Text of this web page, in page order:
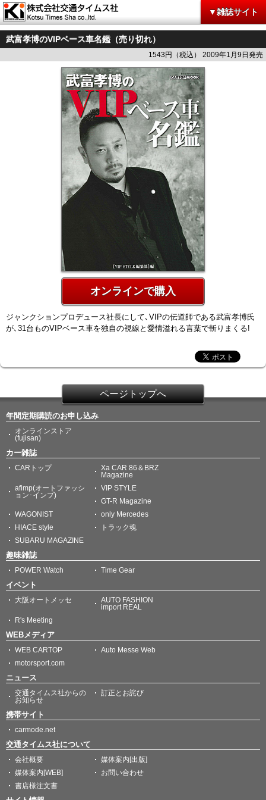
▼雑誌サイト
武富孝博のVIPベース車名鑑（売り切れ）
1543円（税込） 2009年1月9日発売
オンラインで購入
ジャンクションプロデュース社長にして､VIPの伝道師である武富孝博氏
が､31台ものVIPベース車を独自の視線と愛情溢れる言葉で斬りまくる!
ページトップへ
年間定期購読のお申し込み
オンラインストア
(fujisan)
カー雑誌
CARトップ
Xa CAR 86＆BRZ
Magazine
afimp(オートファッシ
ョン･インプ)
VIP STYLE
GT-R Magazine
WAGONIST
only Mercedes
HIACE style
トラック魂
SUBARU MAGAZINE
趣味雑誌
POWER Watch Time Gear
イベント
大阪オートメッセ
AUTO FASHION
import REAL
R's Meeting
WEBメディア
WEB CARTOP
Auto Messe Web
motorsport.com
ニュース
交通タイムス社からの
お知らせ
訂正とお詫び
携帯サイト
carmode.net
交通タイムス社について
会社概要
媒体案内[出版]
媒体案内[WEB]
お問い合わせ
書店様注文書